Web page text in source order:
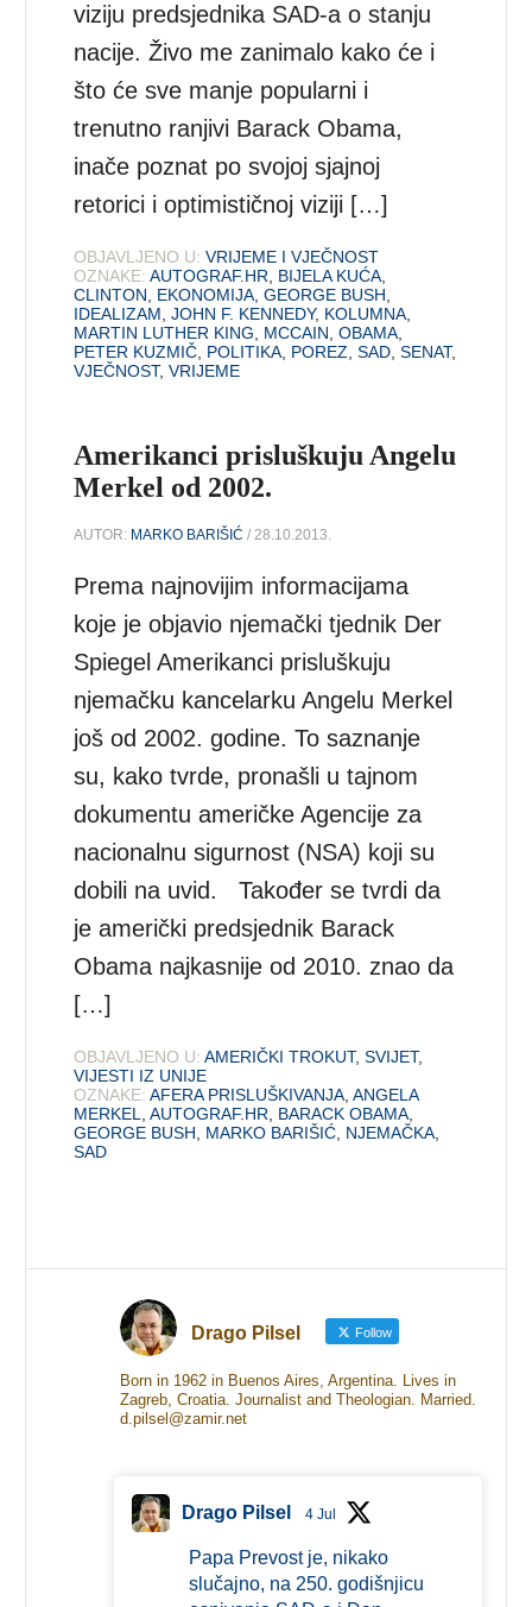
viziju predsjednika SAD-a o stanju
nacije. Živo me zanimalo kako će i
što će sve manje popularni i
trenutno ranjivi Barack Obama,
inače poznat po svojoj sjajnoj
retorici i optimističnoj viziji […]
OBJAVLJENO U: VRIJEME I VJEČNOST
OZNAKE: AUTOGRAF.HR BIJELA KUĆA
CLINTON
EKONOMIJA ,GEORGE BUSH
IDEALIZAM ,JOHN F. KENNEDY, KOLUMNA
MARTIN LUTHER KING
MCCAIN ,OBAMA
PETER KUZMIČ POLITIKA POREZ ,SAD ,SENAT,
VJEČNOST,VRIJEME
Amerikanci prisluškuju Angelu
Merkel od 2002.
AUTOR: MARKO BARIŠIĆ / 28.10.2013.
Prema najnovijim informacijama
koje je objavio njemački tjednik Der
Spiegel Amerikanci prisluškuju
njemačku kancelarku Angelu Merkel
još od 2002. godine. To saznanje
su, kako tvrde, pronašli u tajnom
dokumentu američke Agencije za
nacionalnu sigurnost (NSA) koji su
dobili na uvid. Također se tvrdi da
je američki predsjednik Barack
Obama najkasnije od 2010. znao da
[…]
OBJAVLJENO U: AMERIČKI TROKUT,SVIJET,
VIJESTI IZ UNIJE
OZNAKE: AFERA PRISLUŠKIVANJA,ANGELA
MERKEL,AUTOGRAF.HR, BARACK OBAMA,
GEORGE BUSH, MARKO BARIŠIĆ, NJEMAČKA,
SAD
Drago Pilsel Follow
Born in 1962 in Buenos Aires, Argentina. Lives in
Zagreb, Croatia. Journalist and Theologian. Married.
d.pilsel@zamir.net
Drago Pilsel 4 Jul
Papa Prevost je, nikako
slučajno, na 250. godišnjicu